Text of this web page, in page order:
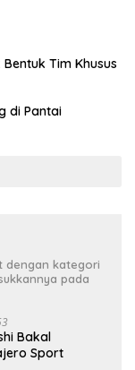
Tim Khusus
di Pantai
dengan kategori
pada
Bakal
Sport